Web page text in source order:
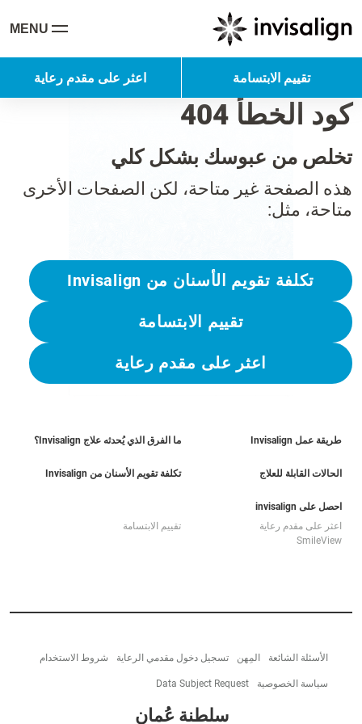
MENU
تقييم الابتسامة اعثر على مقدم رعاية
كود الخطأ 404
تخلص من عبوسك بشكل كلي
هذه الصفحة غير متاحة، لكن الصفحات الأخرى
متاحة، مثل:
تكلفة تقويم الأسنان من Invisalign
تقييم الابتسامة
اعثر على مقدم رعاية
طريقة عمل Invisalign ما الفرق الذي يُحدثه علاج Invisalign؟
الحالات القابلة للعلاج تكلفة تقويم الأسنان من Invisalign
احصل على invisalign
اعثر على مقدم رعاية
تقييم الابتسامة
SmileView
الأسئلة الشائعة المِهن تسجيل دخول مقدمي الرعاية شروط الاستخدام
سياسة الخصوصية Data Subject Request
سلطنة عُمان